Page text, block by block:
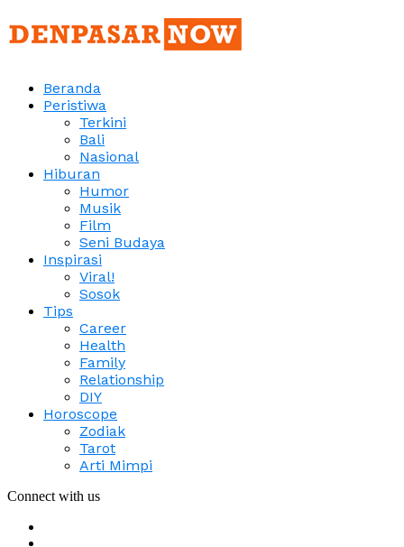
Beranda
Peristiwa
Terkini
Bali
Nasional
Hiburan
Humor
Musik
Film
Seni Budaya
Inspirasi
Viral!
Sosok
Tips
Career
Health
Family
Relationship
DIY
Horoscope
Zodiak
Tarot
Arti Mimpi
Connect with us